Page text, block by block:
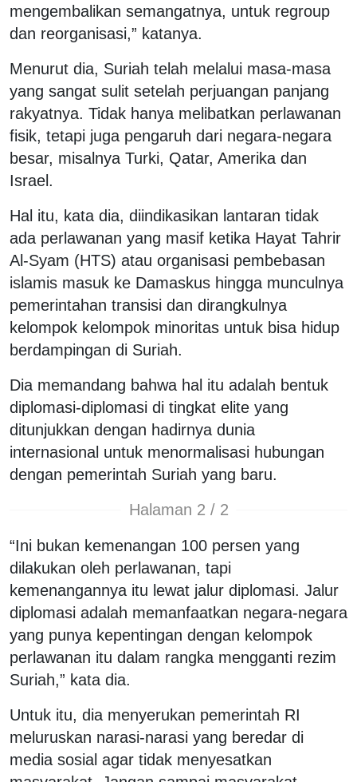
mengembalikan semangatnya, untuk regroup
dan reorganisasi,” katanya.
Menurut dia, Suriah telah melalui masa-masa
yang sangat sulit setelah perjuangan panjang
rakyatnya. Tidak hanya melibatkan perlawanan
fisik, tetapi juga pengaruh dari negara-negara
besar, misalnya Turki, Qatar, Amerika dan
Israel.
Hal itu, kata dia, diindikasikan lantaran tidak
ada perlawanan yang masif ketika Hayat Tahrir
Al-Syam (HTS) atau organisasi pembebasan
islamis masuk ke Damaskus hingga munculnya
pemerintahan transisi dan dirangkulnya
kelompok kelompok minoritas untuk bisa hidup
berdampingan di Suriah.
Dia memandang bahwa hal itu adalah bentuk
diplomasi-diplomasi di tingkat elite yang
ditunjukkan dengan hadirnya dunia
internasional untuk menormalisasi hubungan
dengan pemerintah Suriah yang baru.
Halaman 2 / 2
“Ini bukan kemenangan 100 persen yang
dilakukan oleh perlawanan, tapi
kemenangannya itu lewat jalur diplomasi. Jalur
diplomasi adalah memanfaatkan negara-negara
yang punya kepentingan dengan kelompok
perlawanan itu dalam rangka mengganti rezim
Suriah,” kata dia.
Untuk itu, dia menyerukan pemerintah RI
meluruskan narasi-narasi yang beredar di
media sosial agar tidak menyesatkan